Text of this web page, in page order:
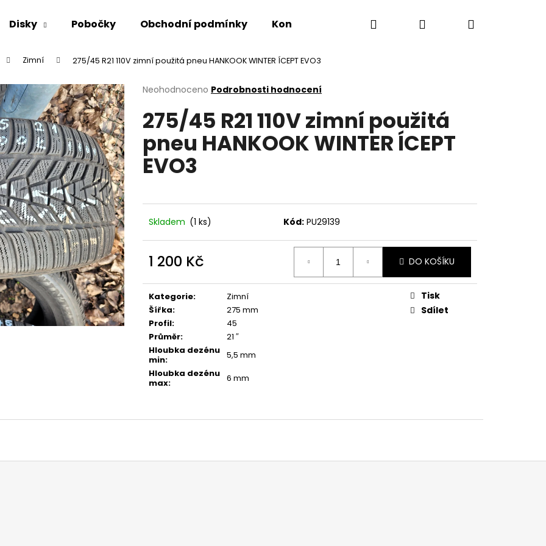
Disky Pobočky Obchodní podmínky Kontakty Hledat PřihlášeníNákupní
Zimní 275/45 R21 110V zimní použitá pneu HANKOOK WINTER ÍCEPT EVO3
Průměrné
produktu
je
5
hvězdiček.
Neohodnoceno Podrobnosti hodnocení
275/45 R21 110V zimní použitá
pneu HANKOOK WINTER ÍCEPT
EVO3
Skladem (1 ks) Kód: PU29139
1 200 Kč
cena:
DO KOŠÍKU
Kategorie:
Zimní
Šířka:
275 mm
Profil:
45
Průměr:
21 ″
Hloubka dezénu
min:
5,5 mm
Hloubka dezénu
max: 6 mm
Tisk
Sdílet
Co potřebujete najít?
HLEDAT
Doporučujeme